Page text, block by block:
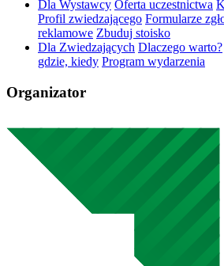
Dla Wystawcy Oferta uczestnictwa
Profil zwiedzającego Formularze
reklamowe Zbuduj stoisko
Dla Zwiedzających Dlaczego warto?
gdzie, kiedy Program wydarzenia
Organizator